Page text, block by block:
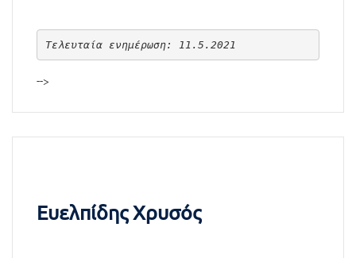
Τελευταία ενημέρωση: 11.5.2021
-->
Ευελπίδης Χρυσός